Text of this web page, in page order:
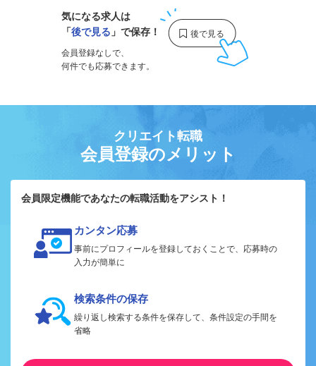
気になる求人は
「後で見る 」で保存！
会員登録なしで、
何件でも応募できます。
クリエイト転職
会員登録のメリット
会員限定機能であなたの転職活動をアシスト！
カンタン応募
事前にプロフィールを登録しておくことで、応募時の
入力が簡単に
検索条件の保存
繰り返し検索する条件を保存して、条件設定の手間を
省略